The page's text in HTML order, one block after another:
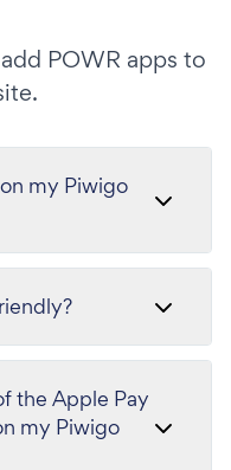
POWR apps to
my Piwigo
the Apple Pay
my Piwigo